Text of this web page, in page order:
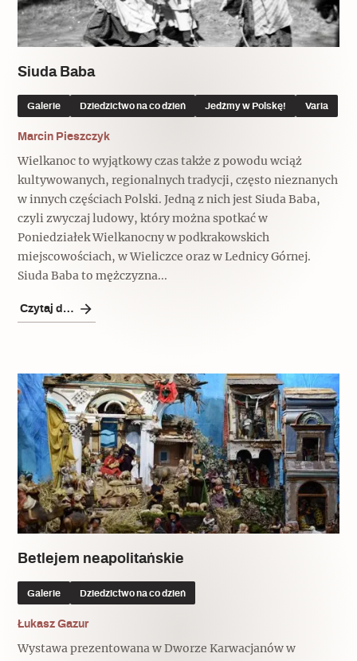
Kruchość rzeczy
Wywiady
Popularne
Dolnośląski Indiana Jones
Recenzje
Popularne
Jak wskrzesić smak
Ludzie
Popularne
Siostry rzeźbiarki
Wskazówki idą w dobrą stronę
Varia
Popularne
Memento dla modernizmu
Zabytek niejedno ma imię
Popularne
Biskupin - rezerwat archeologiczny
Muzea od nowa
Popularne
Jak to działa? Czyli nowa odsłona
Narodowego Muzeum Techniki
Polska ze smakiem
Popularne
Zobacz również
Patronaty
MonumentApp
Mapa skojarzeń
Krakowskie Kawiarnie
Siuda Baba
Galerie Dziedzictwo na co dzień Jedźmy w Polskę! Varia
Marcin Pieszczyk
Wielkanoc to wyjątkowy czas także z powodu wciąż
kultywowanych, regionalnych tradycji, często nieznanych
w innych częściach Polski. Jedną z nich jest Siuda Baba,
czyli zwyczaj ludowy, który można spotkać w
Poniedziałek Wielkanocny w podkrakowskich
miejscowościach, w Wieliczce oraz w Lednicy Górnej.
Siuda Baba to mężczyzna...
Czytaj dalej
Betlejem neapolitańskie
Galerie Dziedzictwo na co dzień
Łukasz Gazur
Wystawa prezentowana w Dworze Karwacjanów w